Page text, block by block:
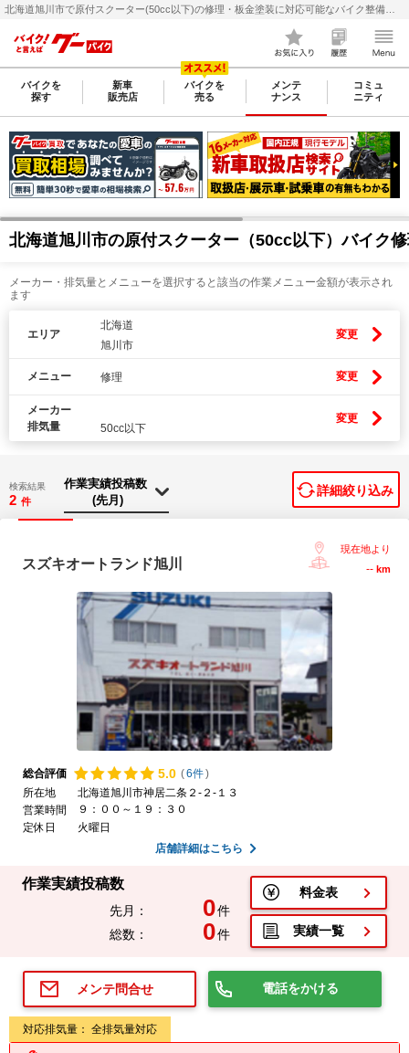
バイクを
探す
新車
販売店
バイクを
売る
メンテ
ナンス
コミュ
ニティ
北海道旭川市の原付スクーター（50cc以下）バイク
メーカー・排気量とメニューを選択すると該当の作業メニュー金額が表示され
ます
エリア
北海道
旭川市
変更
メニュー 修理 変更
メーカー
排気量
50cc以下
変更
検索結果
2 件
詳細絞り込み
スズキオートランド旭川
現在地より
-- km
総合評価 5.0 (6件)
所在地
北海道旭川市神居二条２-２-１３
営業時間
９：００～１９：３０
定休日
火曜日
店舗詳細はこちら
作業実績投稿数
先月： 0件
総数：
0件
料金表
実績一覧
メンテ問合せ 電話をかける
対応排気量： 全排気量対応